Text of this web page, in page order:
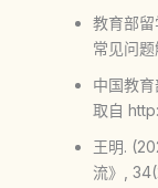
教育部
常见问
中国教
取自
王明.
流》,